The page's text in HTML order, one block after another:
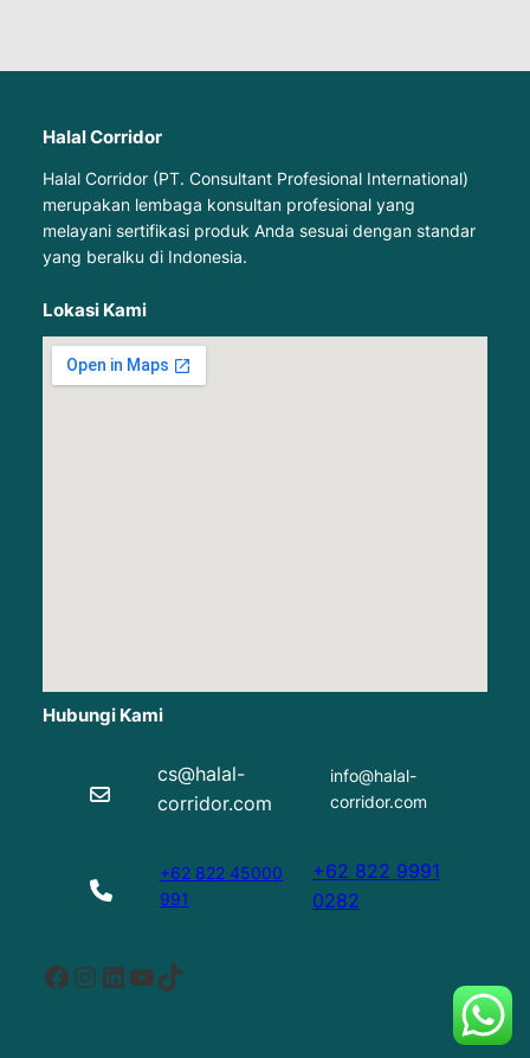
Halal Corridor
Halal Corridor (PT. Consultant Profesional International)
merupakan lembaga konsultan profesional yang
melayani sertifikasi produk Anda sesuai dengan standar
yang beralku di Indonesia.
Lokasi Kami
Hubungi Kami
cs@halal-
corridor.com
info@halal-
corridor.com
+62 822 45000
991
+62 822 9991
0282
Facebook Instagram LinkedIn YouTube TikTok